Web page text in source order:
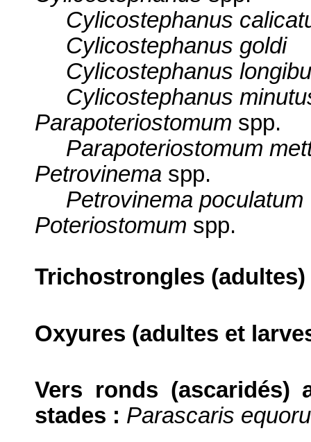
Cylicostephanus
Cylicostephanus goldi
Cylicostephanus
Cylicostephanus
Parapoteriostomum spp.
Parapoteriostomum
Petrovinema spp.
Petrovinema poculatum
Poteriostomum spp.
Trichostrongles (adultes)
Oxyures (adultes et
Vers ronds (ascaridés)
stades : Parascaris